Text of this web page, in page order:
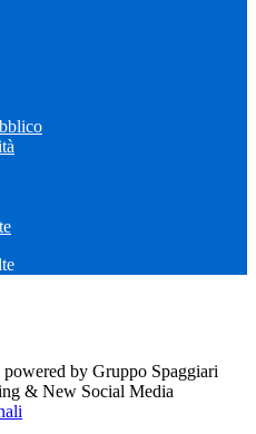
by Gruppo Spaggiari
& New Social Media